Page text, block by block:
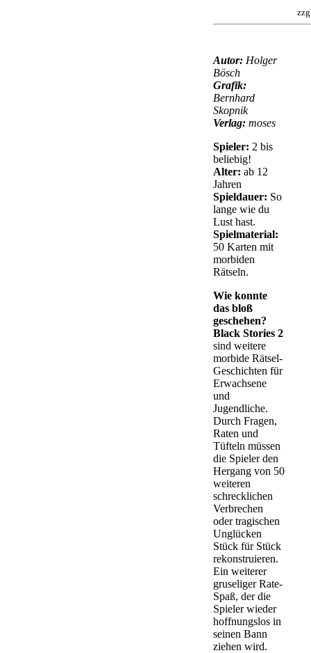
Autor: Holger
Bösch
Grafik:
Bernhard
Skopnik
Verlag: moses
Spieler: 2 bis
beliebig!
Alter: ab 12
Jahren
Spieldauer: So
lange wie du
Lust hast.
Spielmaterial:
50 Karten mit
morbiden
Rätseln.
Wie konnte
das bloß
geschehen?
Black Stories 2
sind weitere
morbide Rätsel-
Geschichten für
Erwachsene
und
Jugendliche.
Durch Fragen,
Raten und
Tüfteln müssen
die Spieler den
Hergang von 50
weiteren
schrecklichen
Verbrechen
oder tragischen
Unglücken
Stück für Stück
rekonstruieren.
Ein weiterer
gruseliger Rate-
Spaß, der die
Spieler wieder
hoffnungslos in
seinen Bann
ziehen wird.